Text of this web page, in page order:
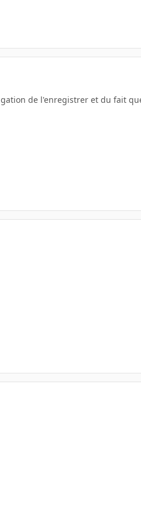
de l'enregistrer et du fait